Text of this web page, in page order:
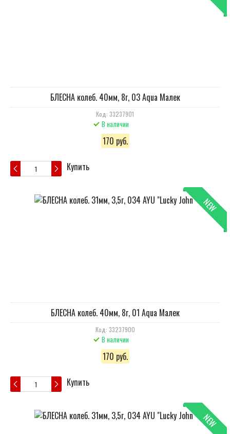
БЛЕСНА колеб. 40мм, 8г, 03 Aqua Малек
Код: 33237901
В наличии
170 руб.
Купить
NEW
БЛЕСНА колеб. 40мм, 8г, 01 Aqua Малек
Код: 33237900
В наличии
170 руб.
Купить
NEW